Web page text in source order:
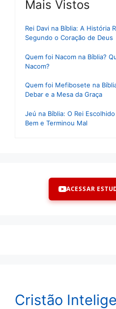
Mais Vistos
Rei Davi na Bíblia: A História
Segundo o Coração de Deus
Quem foi Nacom na Bíblia?
Nacom?
Quem foi Mefibosete na
Debar e a Mesa da Graça
Jeú na Bíblia: O Rei
Bem e Terminou Mal
ACESSAR
Cristão